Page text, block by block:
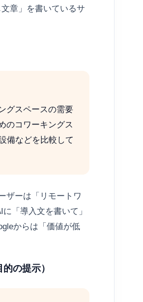
章」を書いているサ
グスペースの需要
のコワーキングス
備などを比較して
ザーは「リモートワ
「導入文を書いて」
からは「価値が低
の提示）